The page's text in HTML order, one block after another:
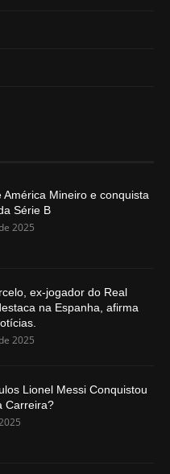
América Mineiro e conquista
Série B
2025
ex-jogador do Real
na Espanha, afirma
2025
Lionel Messi Conquistou
Carreira?